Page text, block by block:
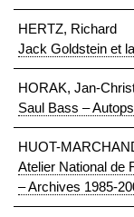
HERTZ, Richard
Jack Goldstein et
HORAK, Jan-
Saul Bass –
HUOT-
Atelier National de
– Archives 1985-